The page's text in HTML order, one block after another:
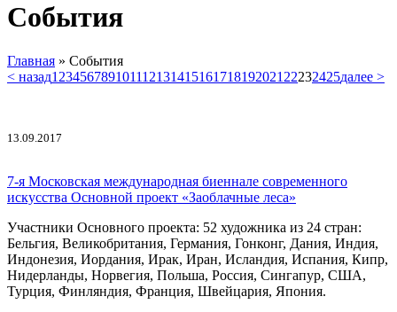
События
Главная » События
< назад1 23456789101112131415161718192021 22232425далее >
13.09.2017
7-я Московская международная биеннале современного
искусства Основной проект «Заоблачные леса»
Участники Основного проекта: 52 художника из 24 стран:
Бельгия, Великобритания, Германия, Гонконг, Дания, Индия,
Индонезия, Иордания, Ирак, Иран, Исландия, Испания, Кипр,
Нидерланды, Норвегия, Польша, Россия, Сингапур, США,
Турция, Финляндия, Франция, Швейцария, Япония.